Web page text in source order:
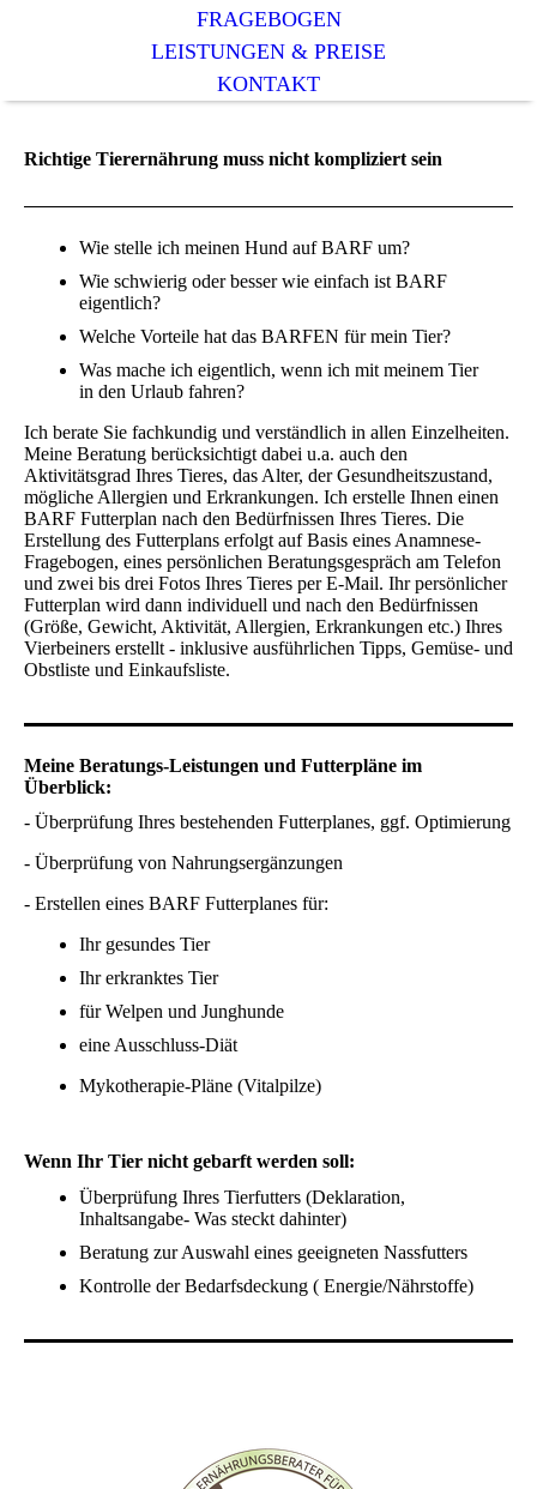
FRAGEBOGEN
LEISTUNGEN & PREISE
KONTAKT
Richtige Tierernährung muss nicht kompliziert sein
Wie stelle ich meinen Hund auf BARF um?
Wie schwierig oder besser wie einfach ist BARF
eigentlich?
Welche Vorteile hat das BARFEN für mein Tier?
Was mache ich eigentlich, wenn ich mit meinem Tier
in den Urlaub fahren?
Ich berate Sie fachkundig und verständlich in allen Einzelheiten.
Meine Beratung berücksichtigt dabei u.a. auch den
Aktivitätsgrad Ihres Tieres, das Alter, der Gesundheitszustand,
mögliche Allergien und Erkrankungen. Ich erstelle Ihnen einen
BARF Futterplan nach den Bedürfnissen Ihres Tieres. Die
Erstellung des Futterplans erfolgt auf Basis eines Anamnese-
Fragebogen, eines persönlichen Beratungsgespräch am Telefon
und zwei bis drei Fotos Ihres Tieres per E-Mail. Ihr persönlicher
Futterplan wird dann individuell und nach den Bedürfnissen
(Größe, Gewicht, Aktivität, Allergien, Erkrankungen etc.) Ihres
Vierbeiners erstellt - inklusive ausführlichen Tipps, Gemüse- und
Obstliste und Einkaufsliste.
Meine Beratungs-Leistungen und Futterpläne im
Überblick:
- Überprüfung Ihres bestehenden Futterplanes, ggf. Optimierung
- Überprüfung von Nahrungsergänzungen
- Erstellen eines BARF Futterplanes für:
Ihr gesundes Tier
Ihr erkranktes Tier
für Welpen und Junghunde
eine Ausschluss-Diät
Mykotherapie-Pläne (Vitalpilze)
Wenn Ihr Tier nicht gebarft werden soll:
Überprüfung Ihres Tierfutters (Deklaration,
Inhaltsangabe- Was steckt dahinter)
Beratung zur Auswahl eines geeigneten Nassfutters
Kontrolle der Bedarfsdeckung ( Energie/Nährstoffe)